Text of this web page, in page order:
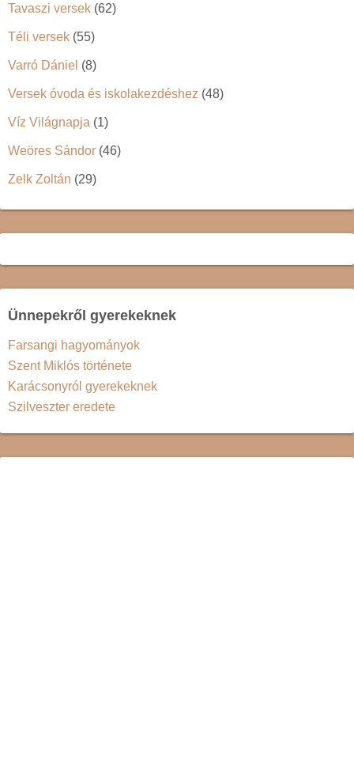
Tavaszi versek (62)
Téli versek (55)
Varró Dániel (8)
Versek óvoda és iskolakezdéshez (48)
Víz Világnapja (1)
Weöres Sándor (46)
Zelk Zoltán (29)
Ünnepekről gyerekeknek
Farsangi hagyományok
Szent Miklós története
Karácsonyról gyerekeknek
Szilveszter eredete